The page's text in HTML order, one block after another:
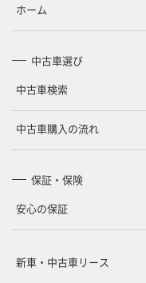
ホーム
中古車選び
中古車検索
中古車購入の流れ
保証・保険
安心の保証
新車・中古車リース